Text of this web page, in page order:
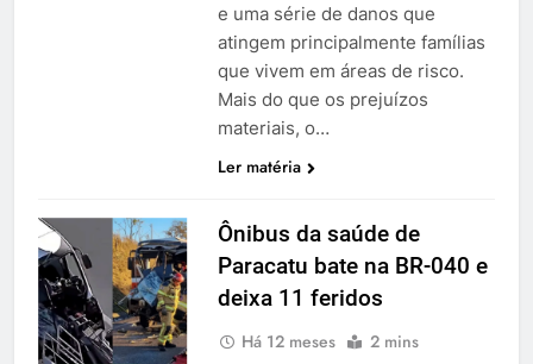
e uma série de danos que
atingem principalmente famílias
que vivem em áreas de risco.
Mais do que os prejuízos
materiais, o…
Ler matéria
Ônibus da saúde de
Paracatu bate na BR-040 e
deixa 11 feridos
Há 12 meses 2 mins